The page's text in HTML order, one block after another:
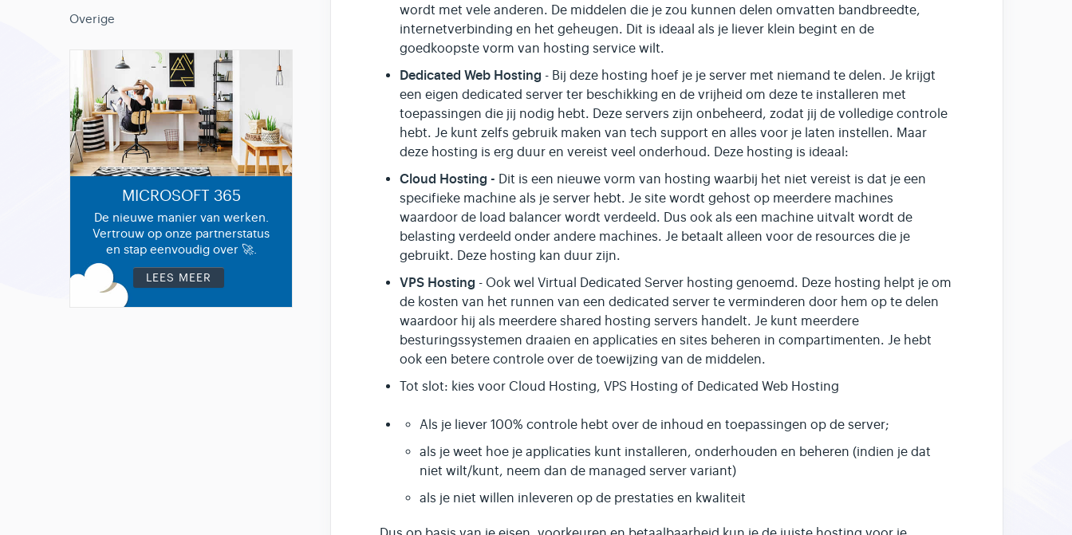
wordt met vele anderen. De middelen die je zou kunnen delen omvatten bandbreedte,
internetverbinding en het geheugen. Dit is ideaal als je liever klein begint en de
goedkoopste vorm van hosting service wilt.
Dedicated Web Hosting - Bij deze hosting hoef je je server met niemand te delen. Je krijgt
een eigen dedicated server ter beschikking en de vrijheid om deze te installeren met
toepassingen die jij nodig hebt. Deze servers zijn onbeheerd, zodat jij de volledige controle
hebt. Je kunt zelfs gebruik maken van tech support en alles voor je laten instellen. Maar
deze hosting is erg duur en vereist veel onderhoud. Deze hosting is ideaal:
Cloud Hosting - Dit is een nieuwe vorm van hosting waarbij het niet vereist is dat je een
specifieke machine als je server hebt. Je site wordt gehost op meerdere machines
waardoor de load balancer wordt verdeeld. Dus ook als een machine uitvalt wordt de
belasting verdeeld onder andere machines. Je betaalt alleen voor de resources die je
gebruikt. Deze hosting kan duur zijn.
VPS Hosting - Ook wel Virtual Dedicated Server hosting genoemd. Deze hosting helpt je om
de kosten van het runnen van een dedicated server te verminderen door hem op te delen
waardoor hij als meerdere shared hosting servers handelt. Je kunt meerdere
besturingssystemen draaien en applicaties en sites beheren in compartimenten. Je hebt
ook een betere controle over de toewijzing van de middelen.
Tot slot: kies voor Cloud Hosting, VPS Hosting of Dedicated Web Hosting
Als je liever 100% controle hebt over de inhoud en toepassingen op de server;
als je weet hoe je applicaties kunt installeren, onderhouden en beheren (indien je dat
niet wilt/kunt, neem dan de managed server variant)
als je niet willen inleveren op de prestaties en kwaliteit
Overige
MICROSOFT 365
De nieuwe manier van werken.
Vertrouw op onze partnerstatus
en stap eenvoudig over 🚀.
LEES MEER